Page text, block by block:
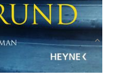
Rande der